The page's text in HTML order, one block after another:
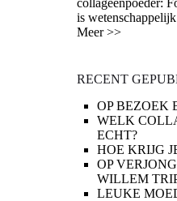
collageenpoeder:
is
Meer >>
RECENT
OP BEZOEK
WELK
ECHT?
HOE KRIJG
OP
WILLEM
LEUKE